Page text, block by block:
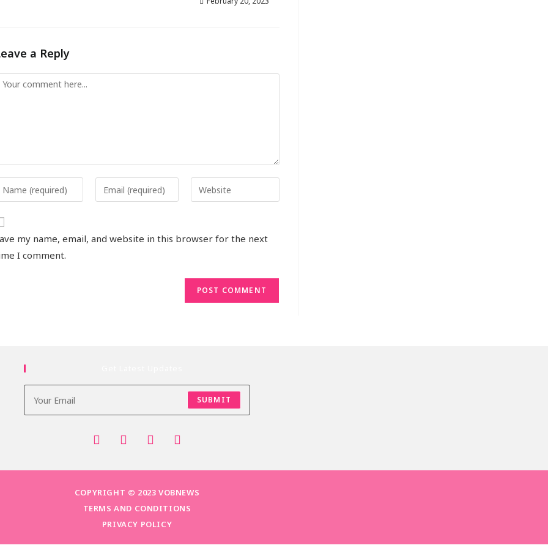
a Reply
my name, email, and website in this browser for the next
I comment.
SUBMIT
COPYRIGHT © 2023 VOBNEWS
TERMS AND CONDITIONS
PRIVACY POLICY